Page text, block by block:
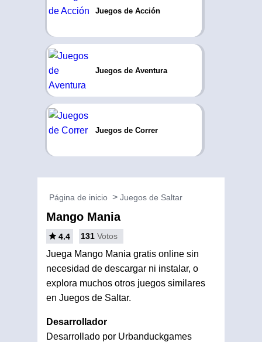
Juegos de Acción
Juegos de Aventura
Juegos de Correr
Página de inicio Juegos de Saltar
Mango Mania
4.4 131 Votos
Juega Mango Mania gratis online sin
necesidad de descargar ni instalar, o
explora muchos otros juegos similares
en Juegos de Saltar.
Desarrollador
Desarrollado por Urbanduckgames